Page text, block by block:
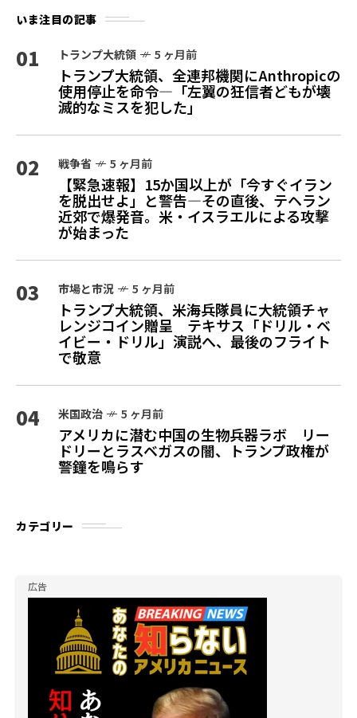
いま注目の記事
01 トランプ大統領 5 ヶ月前
トランプ大統領、全連邦機関にAnthropicの
使用停止を命令—「左翼の狂信者どもが壊
滅的なミスを犯した」
02 戦争省 5 ヶ月前
【緊急速報】15か国以上が「今すぐイラン
を脱出せよ」と警告—その直後、テヘラン
近郊で爆発音。米・イスラエルによる攻撃
が始まった
03 市場と市況 5 ヶ月前
トランプ大統領、米海兵隊員に大統領チャ
レンジコイン贈呈 テキサス「ドリル・ベ
イビー・ドリル」演説へ、最後のフライト
で敬意
04 米国政治 5 ヶ月前
アメリカに潜む中国の生物兵器ラボ リー
ドリーとラスベガスの闇、トランプ政権が
警鐘を鳴らす
カテゴリー
広告